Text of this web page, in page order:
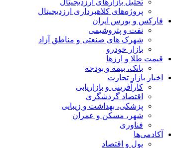
تحلیل بازارهای ارزدیجیتال
پروژه‌های کلاهبرداری ارزدیجیتال
فارکس و بورس ایران
نفت و پتروشیمی
شهرک های صنعتی و مناطق آزاد
بازار خودرو
قیمت طلا و ارزها
بانک، بیمه و بودجه
اخبار بازار تجارت
کارآفرینی و بازاریابی
اقتصاد گردشگری
پزشکی، بهداشت و زیبایی
شهر، مسکن و عمران
فناوری
آکادمی‌ها
پول و اقتصاد